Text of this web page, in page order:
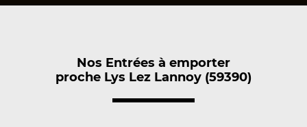
Nos Entrées à emporter
proche Lys Lez Lannoy (59390)